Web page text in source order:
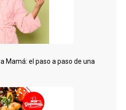
Mamá: el paso a paso de una